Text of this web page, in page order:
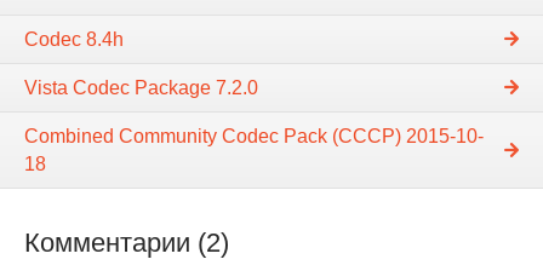
Codec 8.4h
Vista Codec Package 7.2.0
Combined Community Codec Pack (CCCP) 2015-10-
18
Комментарии (2)